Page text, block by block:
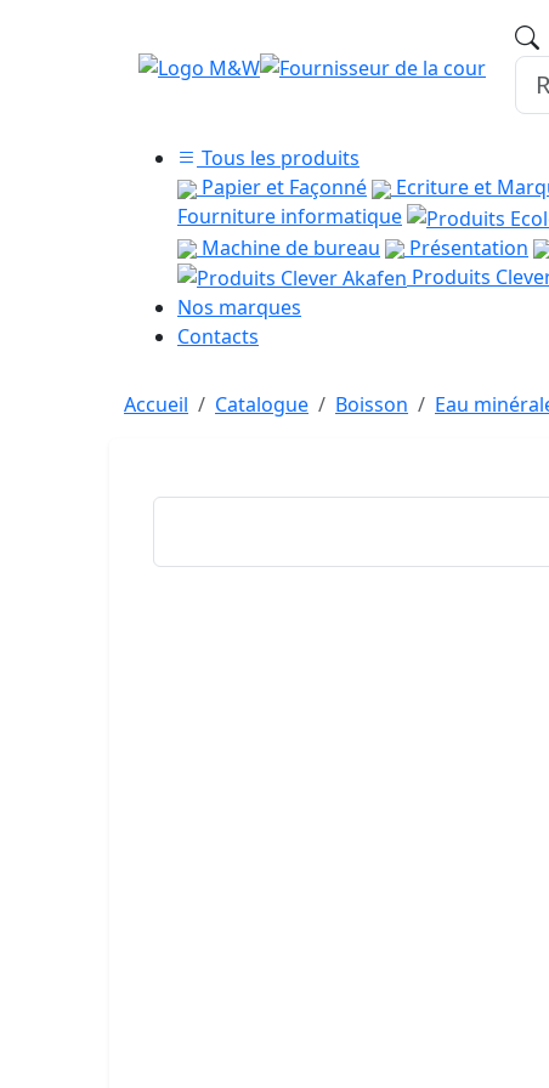
Tous les produits
Papier et Façonné
Ecriture et
Fourniture informatique
Machine de bureau
Présentation
Produits
Nos marques
Contacts
Accueil Catalogue Boisson Eau